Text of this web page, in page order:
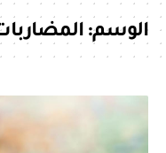
الوسم:المضاربات